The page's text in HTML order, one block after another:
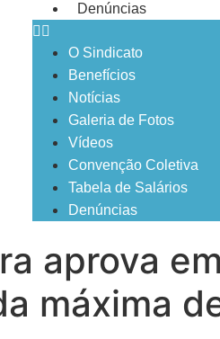
Denúncias
O Sindicato
Benefícios
Notícias
Galeria de Fotos
Vídeos
Convenção Coletiva
Tabela de Salários
Denúncias
aprova
máxima